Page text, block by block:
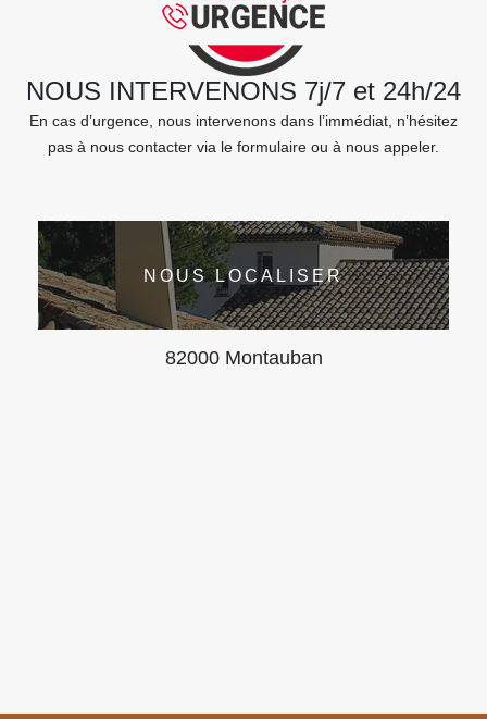
NOUS INTERVENONS 7j/7 et 24h/24
En cas d’urgence, nous intervenons dans l’immédiat, n’hésitez
pas à nous contacter via le formulaire ou à nous appeler.
NOUS LOCALISER
82000 Montauban